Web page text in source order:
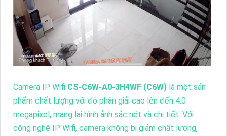
Camera IP Wifi CS-C6W-A0-3H4WF (C6W) là một sản
phẩm chất lượng với độ phân giải cao lên đến 4.0
megapixel, mang lại hình ảnh sắc nét và chi tiết. Với
công nghệ IP Wifi, camera không bị giảm chất lượng,